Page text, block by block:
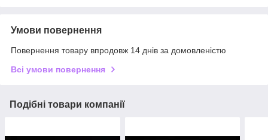
Умови повернення
Повернення товару впродовж 14 днів за домовленістю
Всі умови повернення
Подібні товари компанії